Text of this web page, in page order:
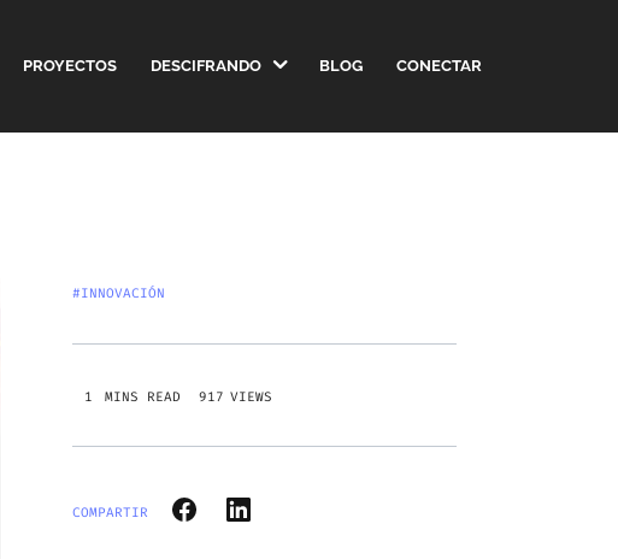
PROYECTOS DESCIFRANDO BLOG CONECTAR
#INNOVACIÓN
VIEWS
917
COMPARTIR